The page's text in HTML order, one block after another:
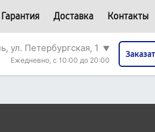
Гарантия Доставка Контакты
ул. Петербургская, 1
▼
Ежедневно, с 10:00 до 20:00